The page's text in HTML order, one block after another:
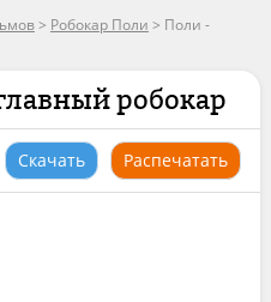
> Робокар Поли > Поли -
робокар
Скачать Распечатать